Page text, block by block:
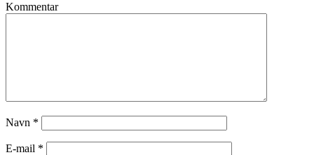
Kommentar
Navn *
E-mail *